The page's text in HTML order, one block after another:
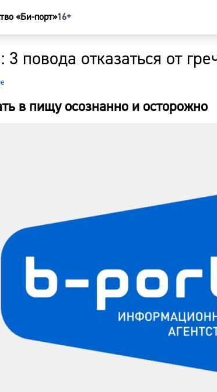
«Би-порт»16+
повода отказаться от
в пищу осознанно и осторожно